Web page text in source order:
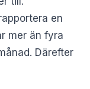
en
mer än fyra
Därefter